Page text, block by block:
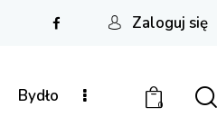
Zaloguj się
Bydło 0